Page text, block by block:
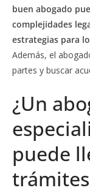
buen abogado
complejidades
estrategias para
Además, el
partes y buscar
¿Un
puede